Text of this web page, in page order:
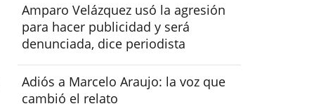
Amparo Velázquez usó la agresión
para hacer publicidad y será
denunciada, dice periodista
Adiós a Marcelo Araujo: la voz que
cambió el relato